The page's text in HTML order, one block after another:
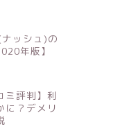
ッシュ)の
年版】
ミ評判】利
に？デメリ